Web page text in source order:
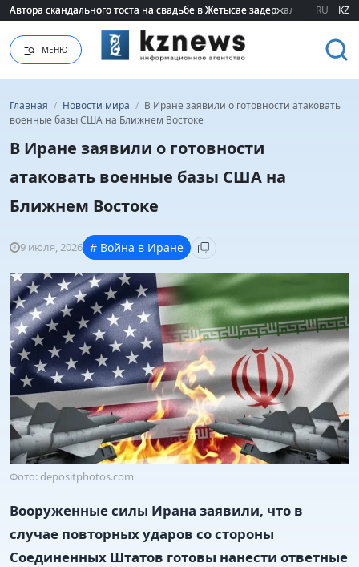
Автора скандального тоста на свадьбе в Жетысае задержали
Автора скандального тоста на свадьбе в Жетысае задержали RU KZ
МЕНЮ
Главная / Новости мира / В Иране заявили о готовности атаковать
военные базы США на Ближнем Востоке
В Иране заявили о готовности
атаковать военные базы США на
Ближнем Востоке
9 июля, 2026 # Война в Иране
Фото: depositphotos.com
Вооруженные силы Ирана заявили, что в
случае повторных ударов со стороны
Соединенных Штатов готовы нанести ответные